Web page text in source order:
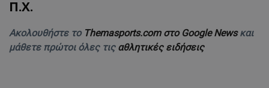
Π.Χ.
Ακολουθήστε το Themasports.com στο Google Newsκαι
μάθετε πρώτοι όλες τις αθλητικές ειδήσεις